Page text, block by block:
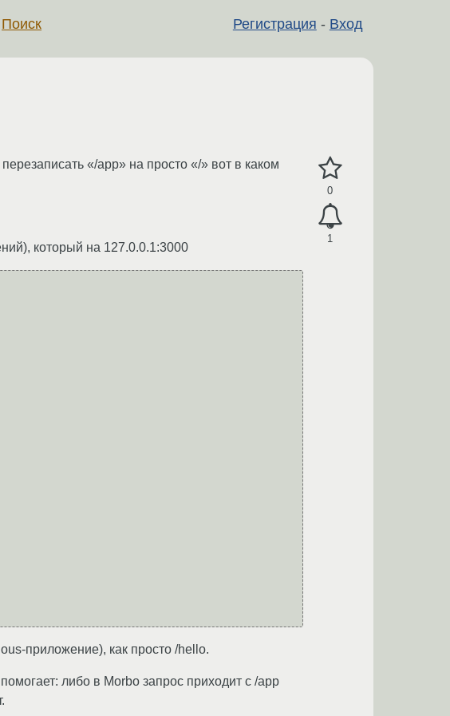
Регистрация - Вход
Поиск
0
1
«/app» на просто «/» вот в каком
который на 127.0.0.1:3000
приложение), как просто /hello.
либо в Morbo запрос приходит с /app